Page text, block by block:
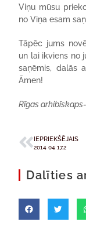
Viņu mūsu
no Viņa esam
Tāpēc jums
un lai ikviens no
saņēmis, dalās
Āmen!
Rīgas
IEPRIEKŠĒJAIS
2014 04 17.2
Dalīties